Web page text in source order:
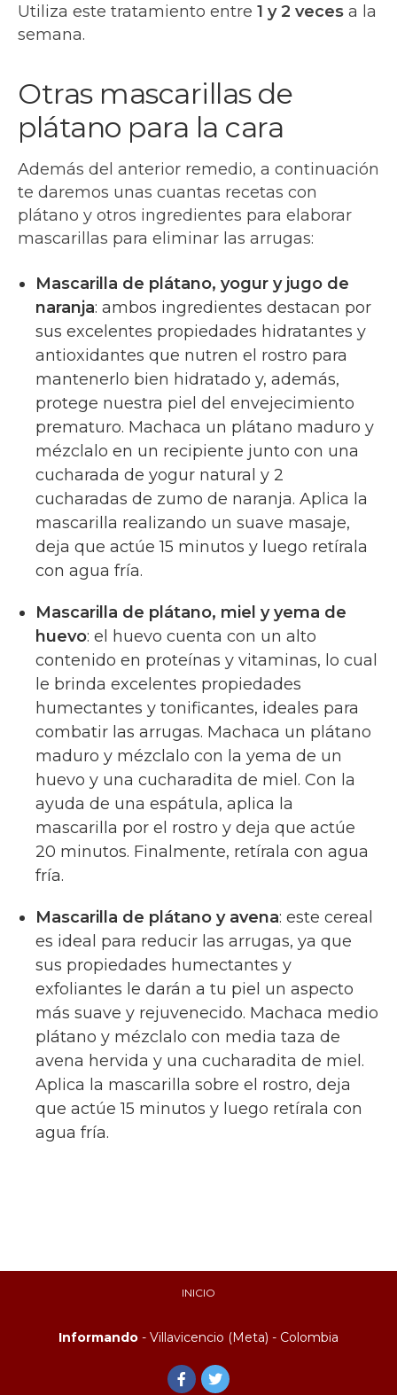
Utiliza este tratamiento entre 1 y 2 veces a la
semana.
Otras mascarillas de
plátano para la cara
Además del anterior remedio, a continuación
te daremos unas cuantas recetas con
plátano y otros ingredientes para elaborar
mascarillas para eliminar las arrugas:
Mascarilla de plátano, yogur y jugo de
naranja: ambos ingredientes destacan por
sus excelentes propiedades hidratantes y
antioxidantes que nutren el rostro para
mantenerlo bien hidratado y, además,
protege nuestra piel del envejecimiento
prematuro. Machaca un plátano maduro y
mézclalo en un recipiente junto con una
cucharada de yogur natural y 2
cucharadas de zumo de naranja. Aplica la
mascarilla realizando un suave masaje,
deja que actúe 15 minutos y luego retírala
con agua fría.
Mascarilla de plátano, miel y yema de
huevo: el huevo cuenta con un alto
contenido en proteínas y vitaminas, lo cual
le brinda excelentes propiedades
humectantes y tonificantes, ideales para
combatir las arrugas. Machaca un plátano
maduro y mézclalo con la yema de un
huevo y una cucharadita de miel. Con la
ayuda de una espátula, aplica la
mascarilla por el rostro y deja que actúe
20 minutos. Finalmente, retírala con agua
fría.
Mascarilla de plátano y avena: este cereal
es ideal para reducir las arrugas, ya que
sus propiedades humectantes y
exfoliantes le darán a tu piel un aspecto
más suave y rejuvenecido. Machaca medio
plátano y mézclalo con media taza de
avena hervida y una cucharadita de miel.
Aplica la mascarilla sobre el rostro, deja
que actúe 15 minutos y luego retírala con
agua fría.
INICIO
Informando - Villavicencio (Meta) - Colombia